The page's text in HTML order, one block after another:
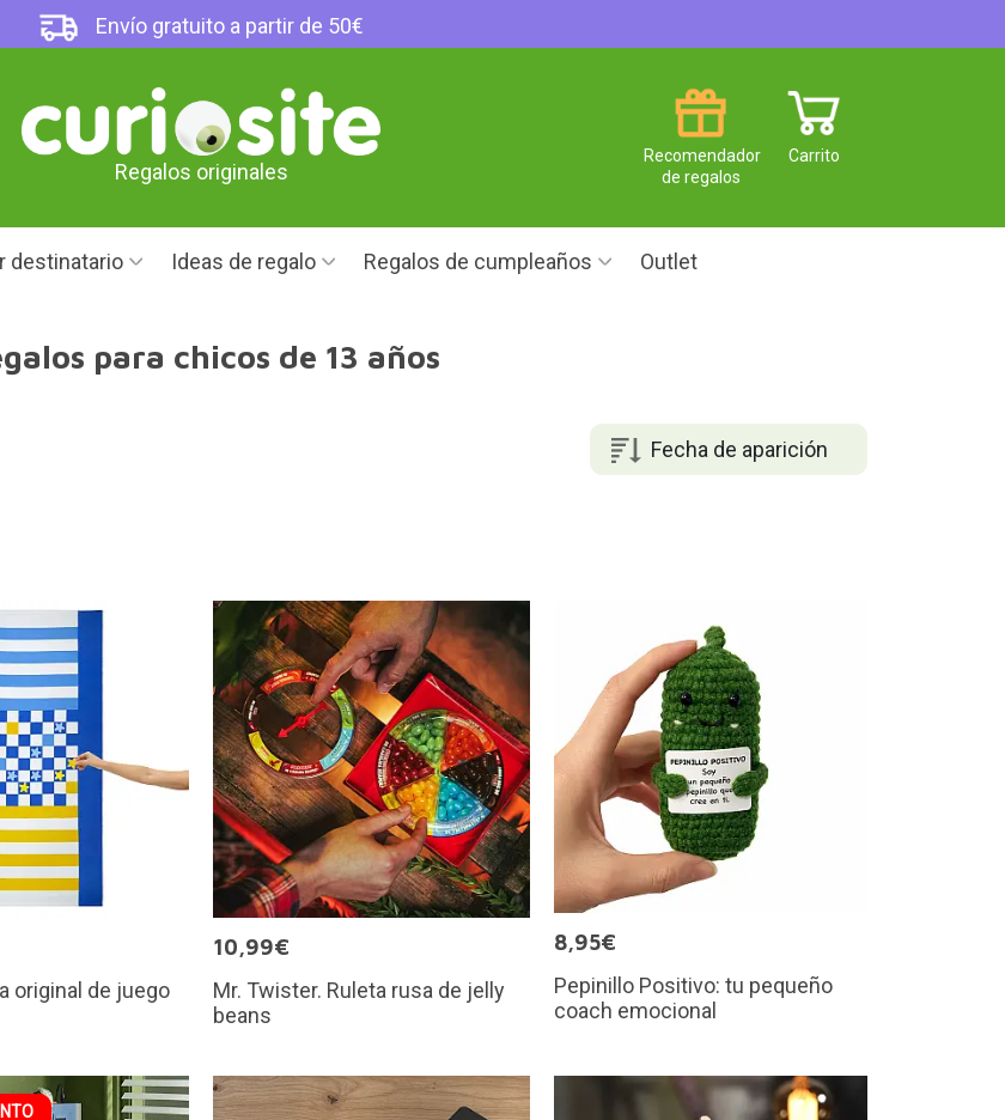
Envío gratuito a partir de 50€
Regalos originales
Carrito
Recomendador
de regalos
destinatario Ideas de regalo Regalos de cumpleaños Outlet
para chicos de 13 años
Fecha de aparición
original de juego
10,99€
Mr. Twister. Ruleta rusa de jelly
beans
8,95€
Pepinillo Positivo: tu pequeño
coach emocional